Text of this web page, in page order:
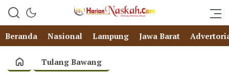
Beranda Nasional Lampung Jawa Barat
Tulang Bawang